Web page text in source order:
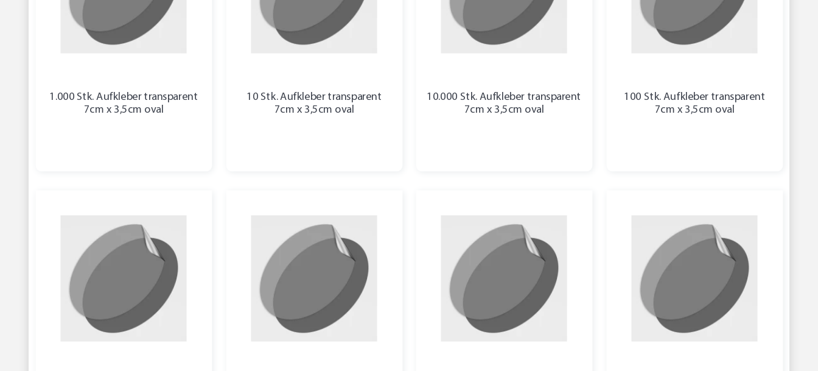
1.000 Stk. Aufkleber transparent
7cm x 3,5cm oval
10 Stk. Aufkleber transparent
7cm x 3,5cm oval
10.000 Stk. Aufkleber transparent
7cm x 3,5cm oval
100 Stk. Aufkleber transparent
7cm x 3,5cm oval